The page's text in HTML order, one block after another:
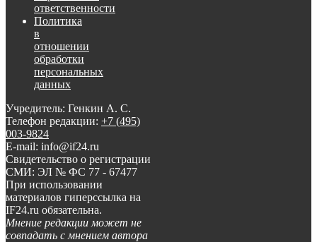
ответственности
Политика
в
отношении
обработки
персональных
данных
Учредитель: Генкин А. С.
Телефон редакции: +7 (495)
003-9824
E-mail: info@if24.ru
Свидетельство о регистрации
СМИ: ЭЛ № ФС 77 - 67477
При использовании
материалов гиперссылка на
IF24.ru обязательна.
Мнение редакции может не
совпадать с мнением автора